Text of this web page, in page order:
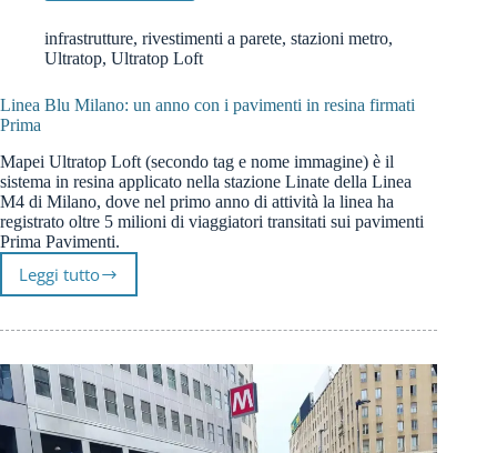
infrastrutture, rivestimenti a parete, stazioni metro,
Ultratop, Ultratop Loft
Linea Blu Milano: un anno con i pavimenti in resina firmati
Prima
Mapei Ultratop Loft (secondo tag e nome immagine) è il
sistema in resina applicato nella stazione Linate della Linea
M4 di Milano, dove nel primo anno di attività la linea ha
registrato oltre 5 milioni di viaggiatori transitati sui pavimenti
Prima Pavimenti.
Leggi tutto
Linea
Milano:
anno
con
i
pavimenti